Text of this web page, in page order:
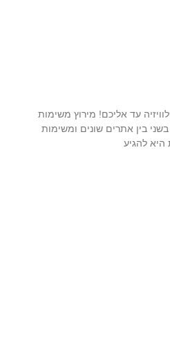
עד אליכם! מירוץ משימות
בין אתרים שונים ומשימות
להגיע